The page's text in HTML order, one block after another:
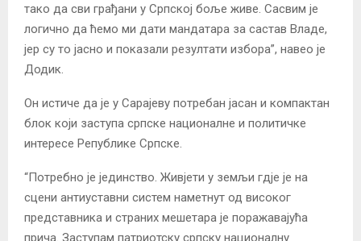
тако да сви грађани у Српској боље живе. Сасвим је
логично да ћемо ми дати мандатара за састав Владе,
јер су то јасно и показали резултати избора”, навео је
Додик.
Он истиче да је у Сарајеву потребан јасан и компактан
блок који заступа српске националне и политичке
интересе Републике Српске.
“Потребно је јединство. Живјети у земљи гдје је на
сцени антиуставни систем наметнут од високог
представника и страних мешетара је поражавајућа
прича. Заступам патриотску српску националну